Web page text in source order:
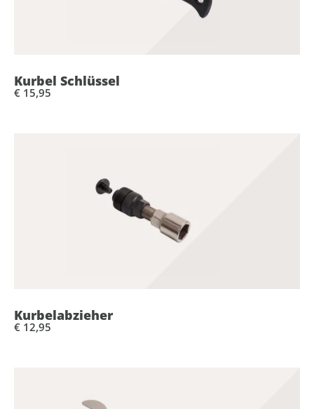
Kurbel Schlüssel
€ 15,95
Kurbelabzieher
€ 12,95